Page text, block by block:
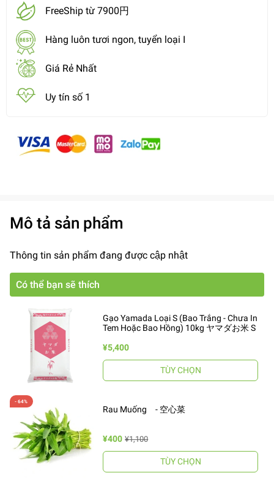
FreeShip từ 7900円
Hàng luôn tươi ngon, tuyển loại I
Giá Rẻ Nhất
Uy tín số 1
Mô tả sản phẩm
Thông tin sản phẩm đang được cập nhật
Có thể bạn sẽ thích
Gạo Yamada Loại S (Bao Trắng - Chưa In
Tem Hoặc Bao Hồng) 10kg ヤマダお米 S
¥5,400
TÙY CHỌN
Rau Muống - 空心菜
¥400 ¥1,100
TÙY CHỌN